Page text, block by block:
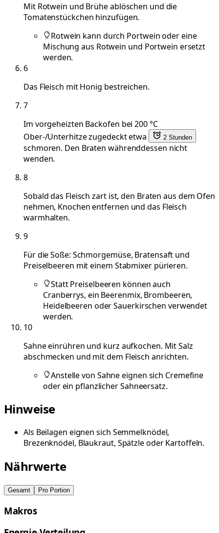
Mit Rotwein und Brühe ablöschen und die
Tomatenstückchen hinzufügen.
Rotwein kann durch Portwein oder eine
Mischung aus Rotwein und Portwein ersetzt
werden.
6
Das Fleisch mit Honig bestreichen.
7
Im vorgeheizten Backofen bei 200 °C
Ober-/Unterhitze zugedeckt etwa
2 Stunden
schmoren. Den Braten währenddessen nicht
wenden.
8
Sobald das Fleisch zart ist, den Braten aus dem Ofen
nehmen, Knochen entfernen und das Fleisch
warmhalten.
9
Für die Soße: Schmorgemüse, Bratensaft und
Preiselbeeren mit einem Stabmixer pürieren.
Statt Preiselbeeren können auch
Cranberrys, ein Beerenmix, Brombeeren,
Heidelbeeren oder Sauerkirschen verwendet
werden.
10
Sahne einrühren und kurz aufkochen. Mit Salz
abschmecken und mit dem Fleisch anrichten.
Anstelle von Sahne eignen sich Cremefine
oder ein pflanzlicher Sahneersatz.
Hinweise
Als Beilagen eignen sich Semmelknödel,
Brezenknödel, Blaukraut, Spätzle oder Kartoffeln.
Nährwerte
Gesamt Pro Portion
Makros